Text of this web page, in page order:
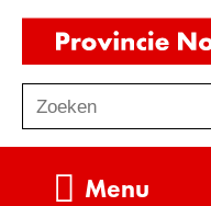
o
Zoeken
Menu